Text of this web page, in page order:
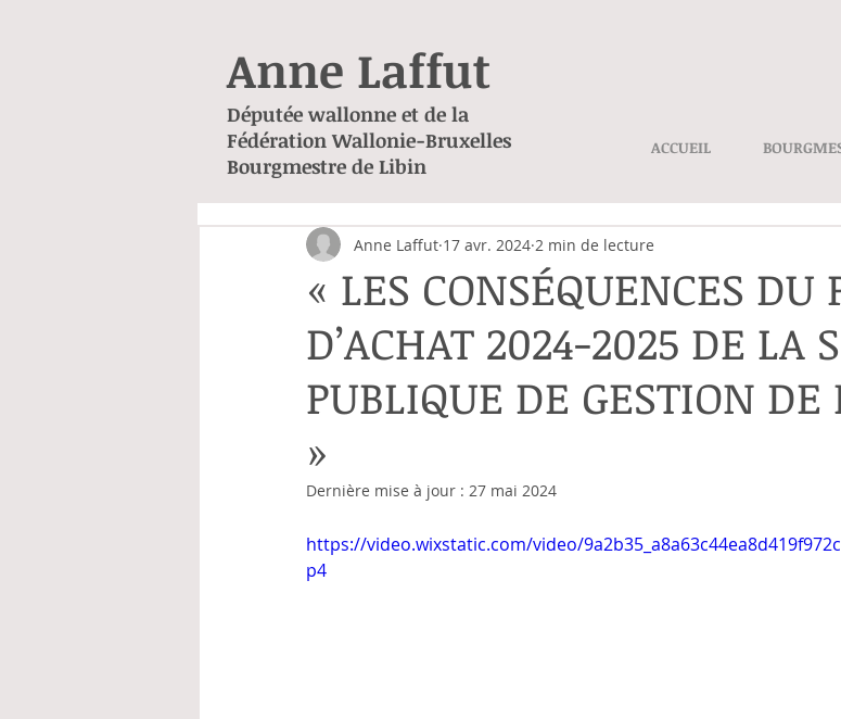
Anne Laffut
Députée wallonne et de la
Fédération Wallonie-Bruxelles
Bourgmestre de Libin
ACCUEIL
« LES CONSÉQUENCES DU
D’ACHAT 2024-2025 DE LA
PUBLIQUE DE GESTION DE
»
Anne Laffut 17 avr. 2024 2 min de lecture
Dernière mise à jour : 27 mai 2024
https://video.wixstatic.com/video/
p4